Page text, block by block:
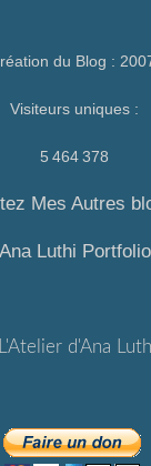
du Blog :
Visiteurs uniques :
5 464 378
Mes Autres
Ana Luthi Portfolio
L'Atelier d'Ana